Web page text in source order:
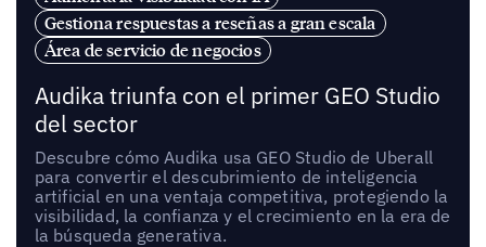
Gestiona respuestas a reseñas a gran escala
Área de servicio de negocios
Audika triunfa con el primer GEO Studio
del sector
Descubre cómo Audika usa GEO Studio de Uberall
para convertir el descubrimiento de inteligencia
artificial en una ventaja competitiva, protegiendo la
visibilidad, la confianza y el crecimiento en la era de
la búsqueda generativa.